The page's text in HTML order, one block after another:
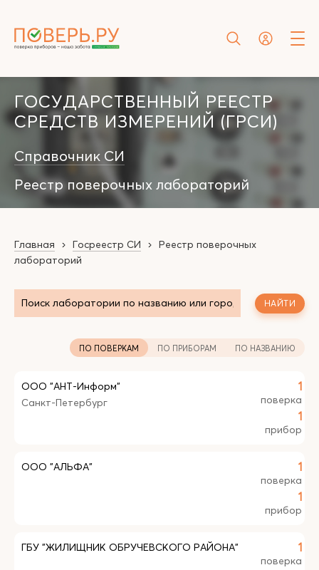
ГОСУДАРСТВЕННЫЙ РЕЕСТР
СРЕДСТВ ИЗМЕРЕНИЙ (ГРСИ)
Справочник СИ
Реестр поверочных лабораторий
Главная Госреестр СИ
Реестр поверочных
лабораторий
НАЙТИ
ПО ПОВЕРКАМ ПО ПРИБОРАМ ПО НАЗВАНИЮ
ООО "АНТ-Информ"
Санкт-Петербург
1
поверка
1
прибор
ООО "АЛЬФА" 1
поверка
1
прибор
ГБУ "ЖИЛИЩНИК ОБРУЧЕВСКОГО РАЙОНА" 1
поверка